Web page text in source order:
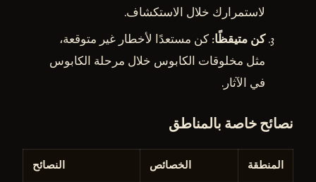
لاستمرارك خلال الاستكشاف.
كن متيقظًا: كن مستعدًا لأخطار غير متوقعة،
مثل مخلوقات الكابوس خلال مرحلة الكابوس
في الآثار.
نصائح خاصة بالمناطق
المنطقة الخصائص النصائح